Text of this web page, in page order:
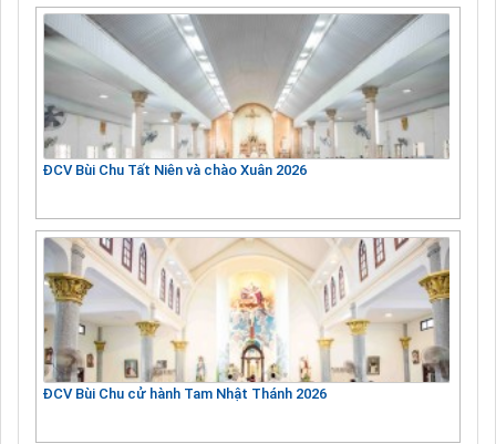
ĐCV Bùi Chu Tất Niên và chào Xuân 2026
ĐCV Bùi Chu cử hành Tam Nhật Thánh 2026